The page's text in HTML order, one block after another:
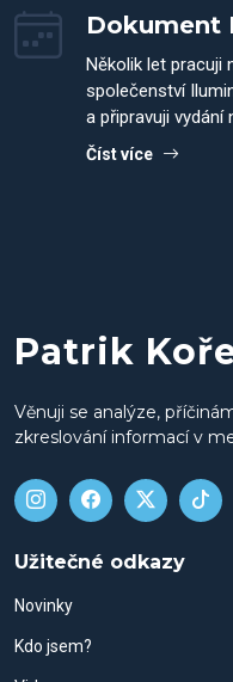
Dokument
Několik let pracuji
společenství
a připravuji vydání
Číst více
Patrik
Věnuji se analýze,
zkreslování informací v
Užitečné odkazy
Novinky
Kdo jsem?